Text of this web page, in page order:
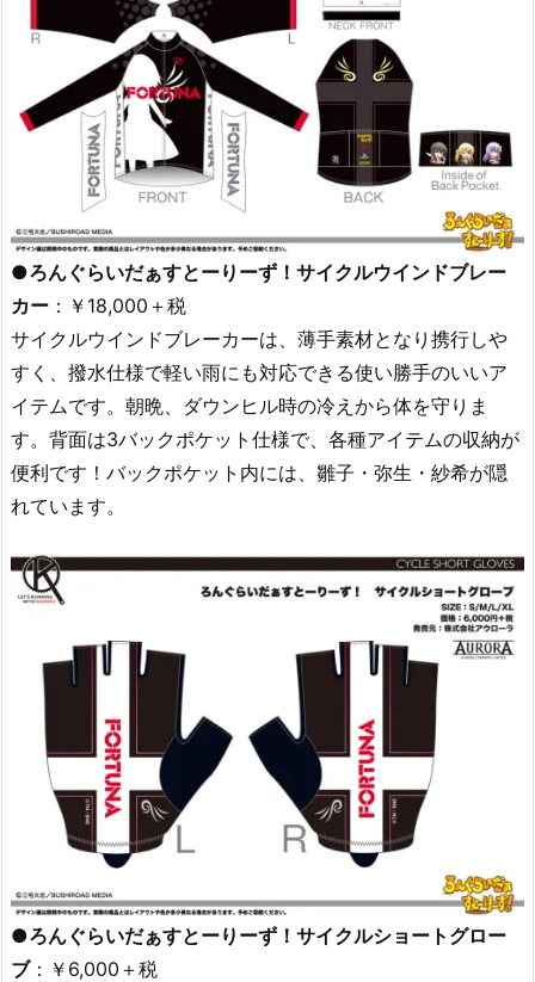
●ろんぐらいだぁすとーりーず！サイクルウインドブレー
カー ：￥18,000＋税
サイクルウインドブレーカーは、薄手素材となり携行しや
すく、撥水仕様で軽い雨にも対応できる使い勝手のいいア
イテムです。朝晩、ダウンヒル時の冷えから体を守りま
す。背面は3バックポケット仕様で、各種アイテムの収納が
便利です！バックポケット内には、雛子・弥生・紗希が隠
れています。
●ろんぐらいだぁすとーりーず！サイクルショートグロー
ブ：￥6,000＋税